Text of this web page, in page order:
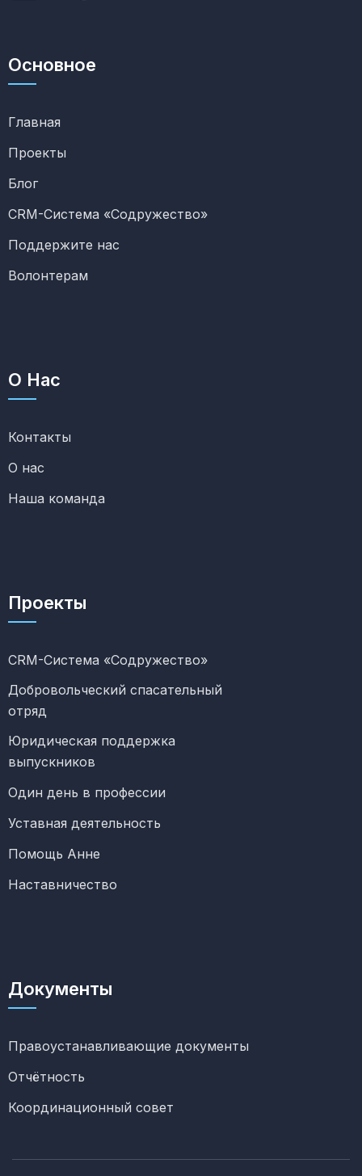
Основное
Главная
Проекты
Блог
CRM-Система «Содружество»
Поддержите нас
Волонтерам
О Нас
Контакты
О нас
Наша команда
Проекты
CRM-Система «Содружество»
Добровольческий спасательный
отряд
Юридическая поддержка
выпускников
Один день в профессии
Уставная деятельность
Помощь Анне
Наставничество
Документы
Правоустанавливающие документы
Отчётность
Координационный совет